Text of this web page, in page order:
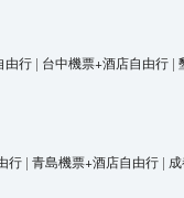
由行 | 台中機票+酒店自由行 |
行 | 青島機票+酒店自由行 |